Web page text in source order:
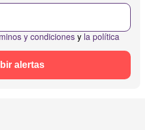
y condiciones y la política
alertas